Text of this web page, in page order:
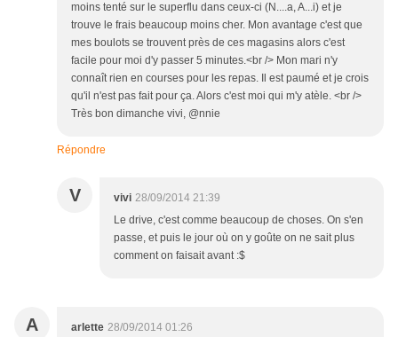
moins tenté sur le superflu dans ceux-ci (N....a, A...i) et je
trouve le frais beaucoup moins cher. Mon avantage c'est que
mes boulots se trouvent près de ces magasins alors c'est
facile pour moi d'y passer 5 minutes.<br /> Mon mari n'y
connaît rien en courses pour les repas. Il est paumé et je crois
qu'il n'est pas fait pour ça. Alors c'est moi qui m'y atèle. <br />
Très bon dimanche vivi, @nnie
Répondre
V vivi 28/09/2014 21:39
Le drive, c'est comme beaucoup de choses. On s'en
passe, et puis le jour où on y goûte on ne sait plus
comment on faisait avant :$
A arlette 28/09/2014 01:26